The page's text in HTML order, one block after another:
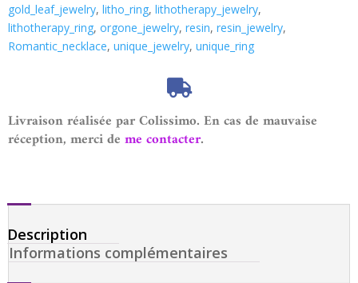
gold_leaf_jewelry, litho_ring, lithotherapy_jewelry,
lithotherapy_ring, orgone_jewelry, resin, resin_jewelry,
Romantic_necklace, unique_jewelry, unique_ring
Livraison réalisée par Colissimo. En cas de mauvaise
réception, merci de me contacter.
Description
Informations complémentaires